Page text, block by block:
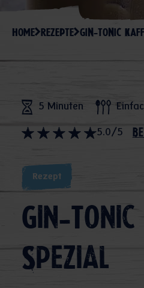
HOME REZEPTE GIN-TONIC
5 Minuten
5.0/5
Rezept
Gin-
Spezial